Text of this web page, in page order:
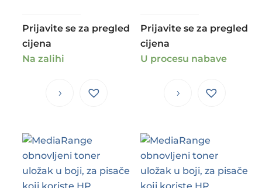
Prijavite se za pregled
cijena
Na zalihi
Prijavite se za pregled
cijena
U procesu nabave